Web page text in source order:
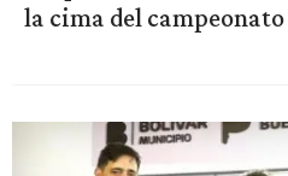
la cima del campeonato